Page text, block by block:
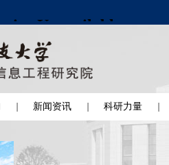
新闻资讯 科研力量